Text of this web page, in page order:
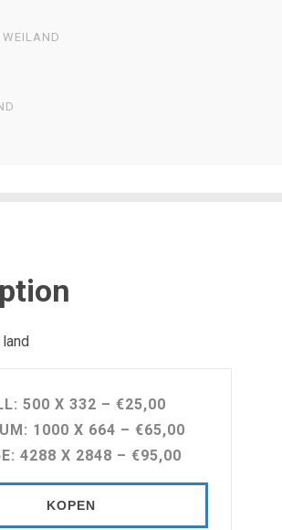
WEILAND
500 X 332 – €25,00
1000 X 664 – €65,00
4288 X 2848 – €95,00
KOPEN